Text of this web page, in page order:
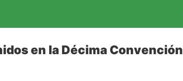
en la Décima Convención